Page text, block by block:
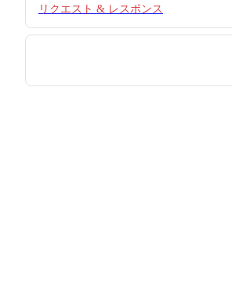
リクエスト & レスポンス